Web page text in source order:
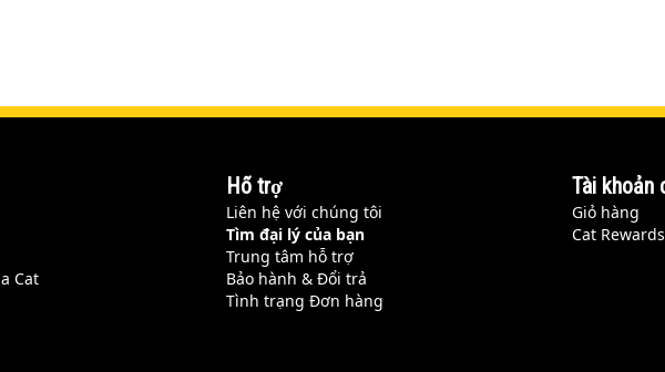
Cat
Hỗ trợ
Liên hệ với chúng tôi
Tìm đại lý của bạn
Trung tâm hỗ trợ
Bảo hành & Đổi trả
Tình trạng Đơn hàng
Tài khoản
Giỏ hàng
Cat Rewards